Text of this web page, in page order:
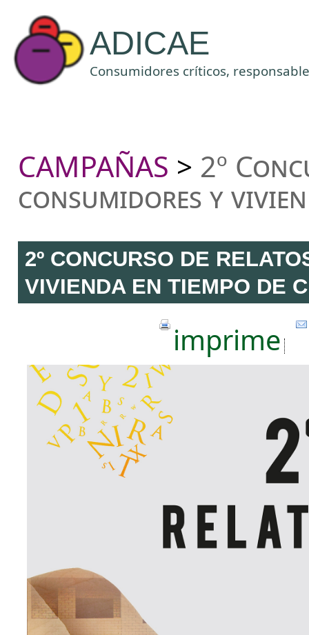
ADICAE
Consumidores críticos,
CAMPAÑAS > 2º
consumidores y
2º CONCURSO DE
VIVIENDA EN TIEMPO DE
imprime